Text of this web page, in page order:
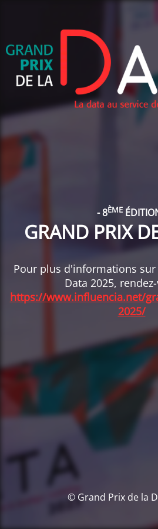
- 8ÈME
GRAND PRIX
Pour plus d'informations sur
Data 2025,
https://www.influencia.net/
2025/
© Grand Prix de la